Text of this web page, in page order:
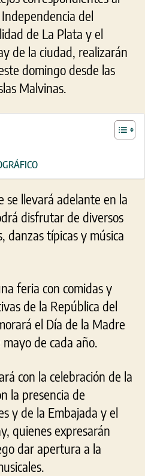
del
de La Plata y el
de la ciudad, realizarán
domingo desde las
Malvinas.
se llevará adelante en la
disfrutar de diversos
danzas típicas y música
feria con comidas y
de la República del
el Día de la Madre
de cada año.
con la celebración de la
la presencia de
y de la Embajada y el
quienes expresarán
dar apertura a la